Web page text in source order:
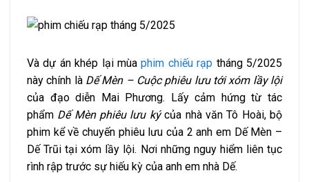
Và dự án khép lại mùaphim chiếu rạp tháng 5/2025
này chính là Dế Mèn – Cuộc phiêu lưu tới xóm lầy lội
của đạo diễn Mai Phương. Lấy cảm hứng từ tác
phẩm Dế Mèn phiêu lưu kýcủa nhà văn Tô Hoài, bộ
phim kể về chuyến phiêu lưu của 2 anh em Dế Mèn –
Dế Trũi tại xóm lầy lội. Nơi những nguy hiểm liên tục
rình rập trước sự hiếu kỳ của anh em nhà Dế.